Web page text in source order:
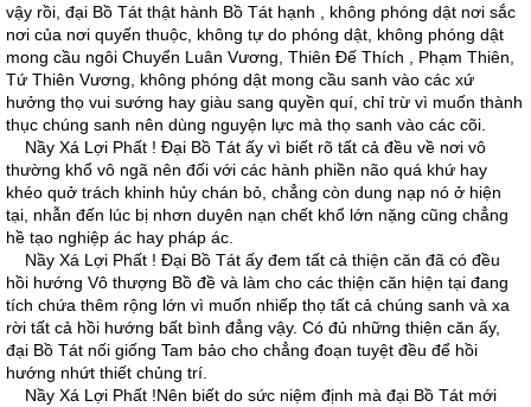
vậy rồi, đại Bồ Tát thật hành Bồ Tát hạnh , không phóng dật nơi sắc
nơi của nơi quyến thuộc, không tự do phóng dật, không phóng dật
mong cầu ngôi Chuyển Luân Vương, Thiên Ðế Thích , Phạm Thiên,
Tứ Thiên Vương, không phóng dật mong cầu sanh vào các xứ
hưởng thọ vui sướng hay giàu sang quyền quí, chỉ trừ vì muốn thành
thục chúng sanh nên dùng nguyện lực mà thọ sanh vào các cõi.
Nầy Xá Lợi Phất ! Ðại Bồ Tát ấy vì biết rõ tất cả đều về nơi vô
thường khổ vô ngã nên đối với các hành phiền não quá khứ hay
khéo quở trách khinh hủy chán bỏ, chẳng còn dung nạp nó ở hiện
tại, nhẫn đến lúc bị nhơn duyên nạn chết khổ lớn nặng cũng chẳng
hề tạo nghiệp ác hay pháp ác.
Nầy Xá Lợi Phất ! Ðại Bồ Tát ấy đem tất cả thiện căn đã có đều
hồi hướng Vô thượng Bồ đề và làm cho các thiện căn hiện tại đang
tích chứa thêm rộng lớn vì muốn nhiếp thọ tất cả chúng sanh và xa
rời tất cả hồi hướng bất bình đẳng vậy. Có đủ những thiện căn ấy,
đại Bồ Tát nối giống Tam bảo cho chẳng đoạn tuyệt đều để hồi
hướng nhứt thiết chủng trí.
Nầy Xá Lợi Phất !Nên biết do sức niệm định mà đại Bồ Tát mới